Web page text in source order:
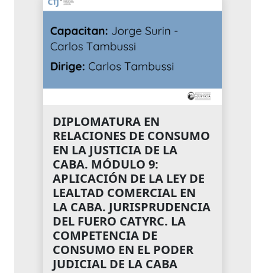
DIPLOMATURA EN
RELACIONES DE CONSUMO
EN LA JUSTICIA DE LA
CABA. MÓDULO 9:
APLICACIÓN DE LA LEY DE
LEALTAD COMERCIAL EN
LA CABA. JURISPRUDENCIA
DEL FUERO CATYRC. LA
COMPETENCIA DE
CONSUMO EN EL PODER
JUDICIAL DE LA CABA